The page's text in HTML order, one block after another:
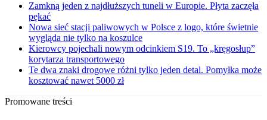
Zamkną jeden z najdłuższych tuneli w Europie. Płyta zaczęła
pękać
Nowa sieć stacji paliwowych w Polsce z logo, które świetnie
wygląda nie tylko na koszulce
Kierowcy pojechali nowym odcinkiem S19. To „kręgosłup”
korytarza transportowego
Te dwa znaki drogowe różni tylko jeden detal. Pomyłka może
kosztować nawet 5000 zł
Promowane treści